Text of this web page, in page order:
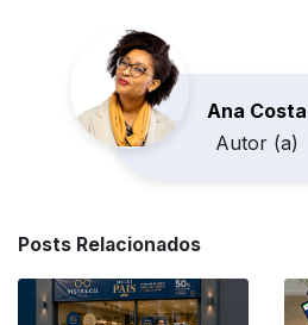
Ana Costa
Autor (a)
Posts Relacionados